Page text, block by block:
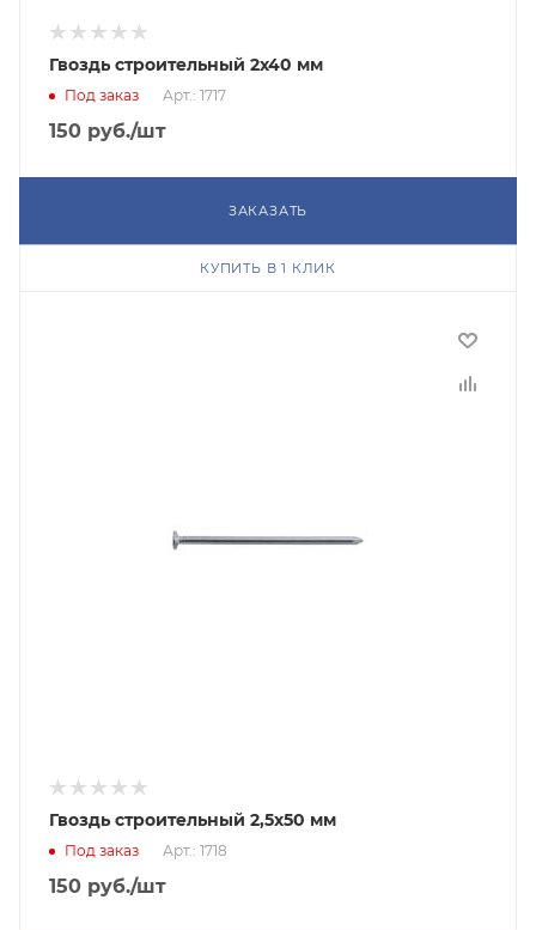
Гвоздь строительный 2х40 мм
Под заказ Арт.: 1717
150 руб./шт
ЗАКАЗАТЬ
КУПИТЬ В 1 КЛИК
Гвоздь строительный 2,5х50 мм
Под заказ Арт.: 1718
150 руб./шт